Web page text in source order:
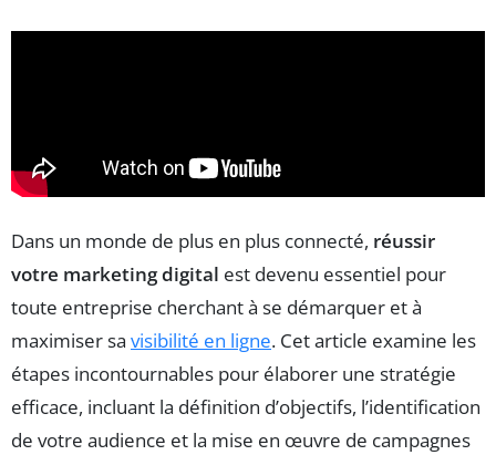
Dans un monde de plus en plus connecté, réussir
votre marketing digital est devenu essentiel pour
toute entreprise cherchant à se démarquer et à
maximiser sa visibilité en ligne. Cet article examine les
étapes incontournables pour élaborer une stratégie
efficace, incluant la définition d’objectifs, l’identification
de votre audience et la mise en œuvre de campagnes